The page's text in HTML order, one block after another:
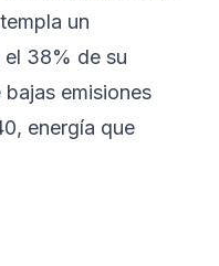
un
el 38% de su
emisiones
energía que